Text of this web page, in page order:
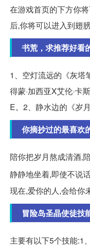
在游戏首页的下方你
后,你将可以进入到翅
书荒，求推荐好看
1、空灯流远的《灰塔
得蒙·加西亚X艾伦·卡
E。2、静水边的《岁
你摘抄过的最喜欢
陪你把岁月熬成清酒,
静静地坐着,即使不说
现在,爱你的人,会给你
冒险岛圣晶使徒技
主要有以下5个技能:1